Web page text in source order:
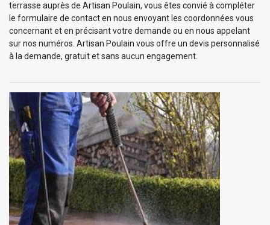
terrasse auprès de Artisan Poulain, vous êtes convié à compléter
le formulaire de contact en nous envoyant les coordonnées vous
concernant et en précisant votre demande ou en nous appelant
sur nos numéros. Artisan Poulain vous offre un devis personnalisé
à la demande, gratuit et sans aucun engagement.